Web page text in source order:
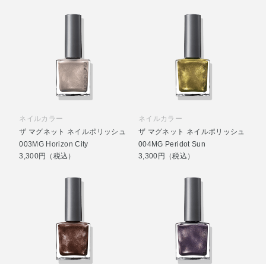
ネイルカラー
ザ マグネット ネイルポリッシュ
003MG Horizon City
3,300円（税込）
ネイルカラー
ザ マグネット ネイルポリッシュ
004MG Peridot Sun
3,300円（税込）